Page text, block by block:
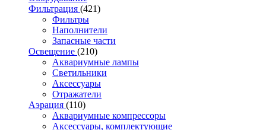
Фильтрация (421)
Фильтры
Наполнители
Запасные части
Освещение (210)
Аквариумные лампы
Светильники
Аксессуары
Отражатели
Аэрация (110)
Аквариумные компрессоры
Аксессуары, комплектующие